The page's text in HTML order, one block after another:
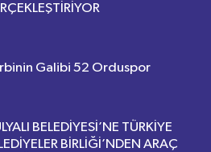
Galibi 52 Orduspor
BELEDİYESİ’NE TÜRKİYE
BİRLİĞİ’NDEN ARAÇ